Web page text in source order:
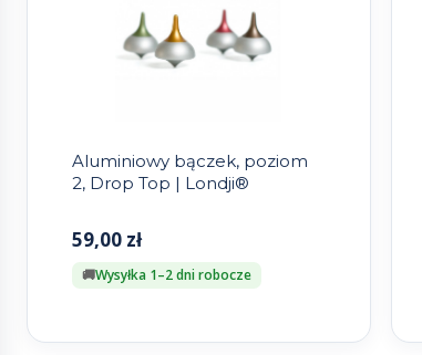
Aluminiowy bączek, poziom
2, Drop Top | Londji®
59,00 zł
Wysyłka 1–2 dni robocze